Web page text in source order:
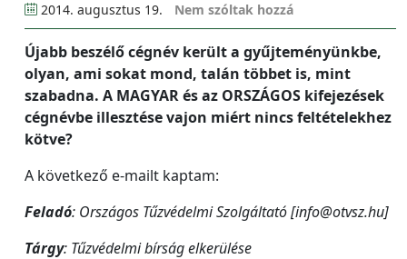
2014. augusztus 19. Nem szóltak hozzá
Újabb beszélő cégnév került a gyűjteményünkbe,
olyan, ami sokat mond, talán többet is, mint
szabadna. A MAGYAR és az ORSZÁGOS kifejezések
cégnévbe illesztése vajon miért nincs feltételekhez
kötve?
A következő e-mailt kaptam:
Feladó: Országos Tűzvédelmi Szolgáltató [info@otvsz.hu]
Tárgy: Tűzvédelmi bírság elkerülése